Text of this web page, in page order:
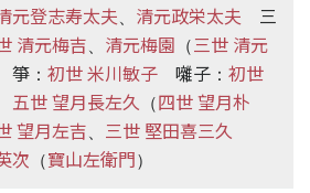
元登志寿太夫 清元政栄太夫
三
清元梅吉 清元梅園 （ 三世 清元
箏 ： 初世 米川敏子 囃子 ： 初世
五世 望月長左久 （四世 望月朴
望月左吉
三世 堅田喜三久
次 （寶山左衛門）